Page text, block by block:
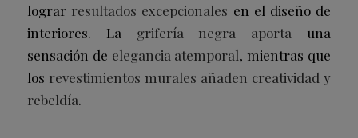
lograr resultados excepcionales en el diseño de
interiores. La grifería negra aporta una
sensación de elegancia atemporal, mientras que
los revestimientos murales añaden creatividad y
rebeldía.